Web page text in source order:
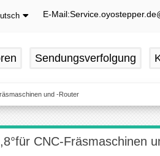
E-
Sendungsverfolgung
und -Router
CNC-Fräsmaschinen